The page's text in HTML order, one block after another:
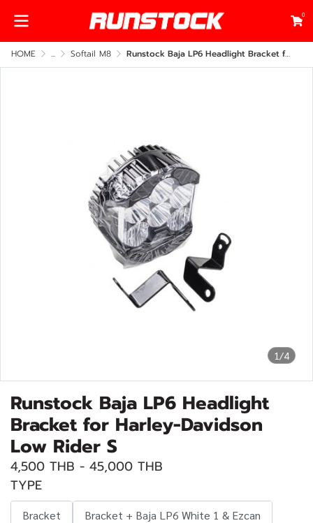
0
HOME ... Softail M8 Runstock Baja LP6 Headlight Bracket for Harley-Davidson Low Rider S
1/4
Runstock Baja LP6 Headlight
Bracket for Harley-Davidson
Low Rider S
4,500 THB - 45,000 THB
TYPE
Bracket
Bracket + Baja LP6 White 1 & Ezcan